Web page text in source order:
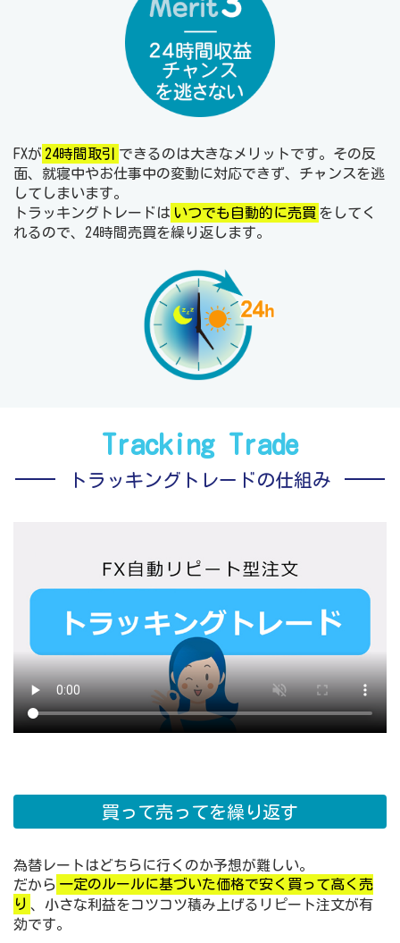
FXが 24時間取引
できるのは大きなメリットです。その反
面、就寝中やお仕事中の変動に対応できず、チャンスを逃
してしまいます。
トラッキングトレードは いつでも自動的に売買 をしてく
れるので、24時間売買を繰り返します。
Tracking Trade
トラッキングトレードの仕組み
買って売ってを繰り返す
為替レートはどちらに行くのか予想が難しい。
だから 一定のルールに基づいた価格で安く買って高く売
り 、小さな利益をコツコツ積み上げるリピート注文が有
効です。